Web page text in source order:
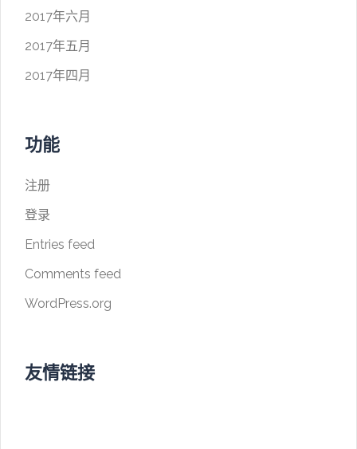
2017年六月
2017年五月
2017年四月
功能
注册
登录
Entries feed
Comments feed
WordPress.org
友情链接